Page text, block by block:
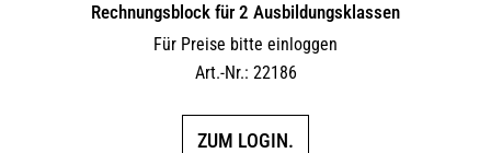
Rechnungsblock für 2 Ausbil­dungs­klassen
Für Preise bitte einloggen
Art.-Nr.: 22186
ZUM LOGIN.